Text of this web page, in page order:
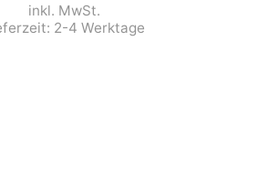
inkl. MwSt.
2-4 Werktage